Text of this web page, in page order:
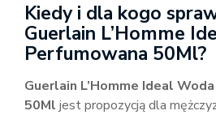
Kiedy i dla kogo
Guerlain L’Homme
Perfumowana 50Ml?
Guerlain L’Homme Ideal
50Ml jest propozycją dla